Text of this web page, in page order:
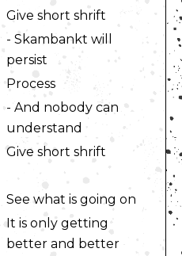
Give short shrift
- Skambankt will
persist
Process
- And nobody can
understand
Give short shrift
See what is going on
It is only getting
better and better